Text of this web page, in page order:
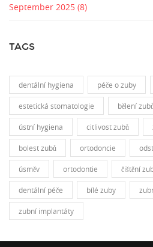
September 2025 (8)
TAGS
dentální hygiena péče o zuby
estetická stomatologie bělení zubů
ústní hygiena citlivost zubů
bolest zubů ortodoncie
úsměv ortodontie čištění
dentální péče bílé zuby
zubní implantáty